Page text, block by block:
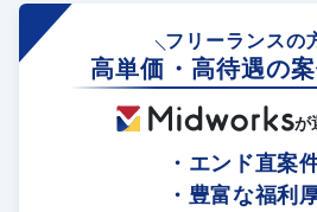
高単価・高待遇の案
フリーランスの
が
・エンド直案
・豊富な福利